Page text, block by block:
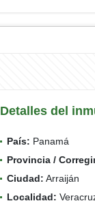
Detalles del
País: Panamá
Provincia /
Ciudad: Arraiján
Localidad: